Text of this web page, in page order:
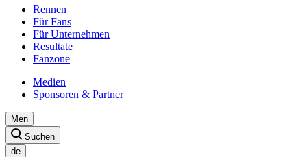
Rennen
Für Fans
Für Unternehmen
Resultate
Fanzone
Medien
Sponsoren & Partner
Men
Suchen
de